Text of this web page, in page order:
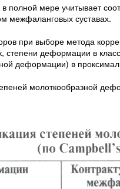
полной мере учитывает
межфаланговых суставах.
при выборе метода
степени деформации в
деформации) в
молоткообразной